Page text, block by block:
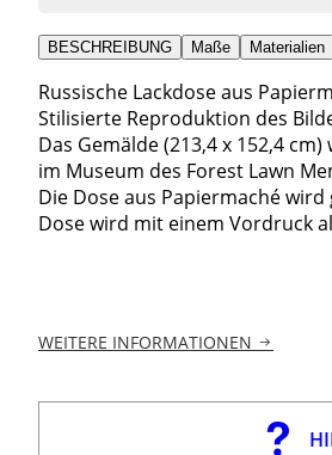
BESCHREIBUNG Maße Materialien
Russische Lackdose aus
Stilisierte Reproduktion des
Das Gemälde (213,4 x 152,4
im Museum des Forest Lawn
Die Dose aus Papiermaché
Dose wird mit einem Vordruck
WEITERE INFORMATIONEN